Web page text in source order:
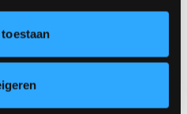
is als enige écht
gebruik zoals in de